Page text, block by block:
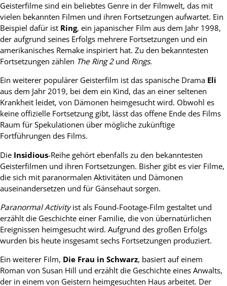
Geisterfilme sind ein beliebtes Genre in der Filmwelt, das mit
vielen bekannten Filmen und ihren Fortsetzungen aufwartet. Ein
Beispiel dafür ist Ring, ein japanischer Film aus dem Jahr 1998,
der aufgrund seines Erfolgs mehrere Fortsetzungen und ein
amerikanisches Remake inspiriert hat. Zu den bekanntesten
Fortsetzungen zählen The Ring 2und Rings.
Ein weiterer populärer Geisterfilm ist das spanische Drama Eli
aus dem Jahr 2019, bei dem ein Kind, das an einer seltenen
Krankheit leidet, von Dämonen heimgesucht wird. Obwohl es
keine offizielle Fortsetzung gibt, lässt das offene Ende des Films
Raum für Spekulationen über mögliche zukünftige
Fortführungen des Films.
Die Insidious-Reihe gehört ebenfalls zu den bekanntesten
Geisterfilmen und ihren Fortsetzungen. Bisher gibt es vier Filme,
die sich mit paranormalen Aktivitäten und Dämonen
auseinandersetzen und für Gänsehaut sorgen.
Paranormal Activityist als Found-Footage-Film gestaltet und
erzählt die Geschichte einer Familie, die von übernatürlichen
Ereignissen heimgesucht wird. Aufgrund des großen Erfolgs
wurden bis heute insgesamt sechs Fortsetzungen produziert.
Ein weiterer Film, Die Frau in Schwarz, basiert auf einem
Roman von Susan Hill und erzählt die Geschichte eines Anwalts,
der in einem von Geistern heimgesuchten Haus arbeitet. Der